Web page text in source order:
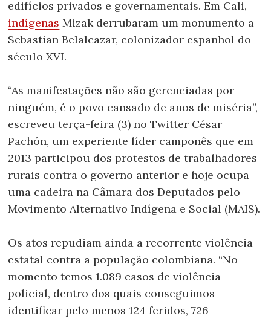
edifícios privados e governamentais. Em Cali,
indígenas Mizak derrubaram um monumento a
Sebastian Belalcazar, colonizador espanhol do
século XVI.
“As manifestações não são gerenciadas por
ninguém, é o povo cansado de anos de miséria”,
escreveu terça-feira (3) no Twitter César
Pachón, um experiente líder camponês que em
2013 participou dos protestos de trabalhadores
rurais contra o governo anterior e hoje ocupa
uma cadeira na Câmara dos Deputados pelo
Movimento Alternativo Indígena e Social (MAIS).
Os atos repudiam ainda a recorrente violência
estatal contra a população colombiana. “No
momento temos 1.089 casos de violência
policial, dentro dos quais conseguimos
identificar pelo menos 124 feridos, 726